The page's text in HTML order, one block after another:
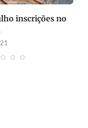
inscrições no